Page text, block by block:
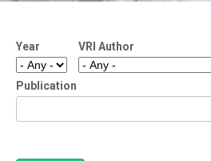
E
T
E
R
Year VRI Author
Publication